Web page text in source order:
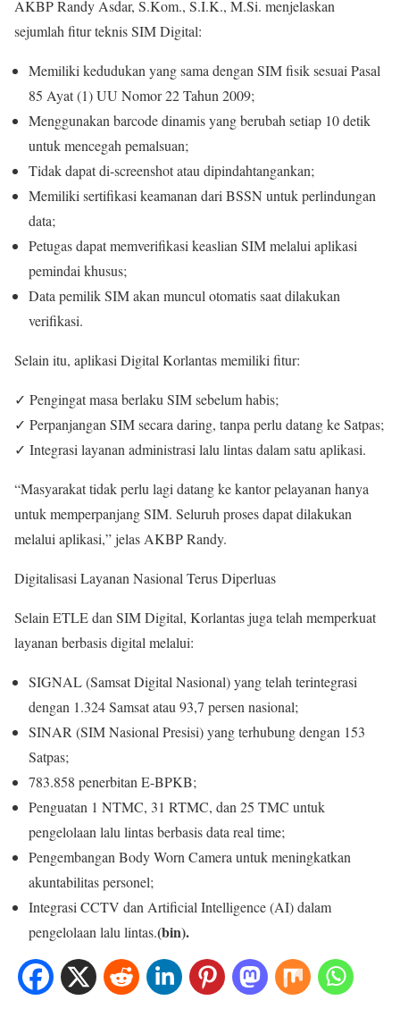
AKBP Randy Asdar, S.Kom., S.I.K., M.Si. menjelaskan
sejumlah fitur teknis SIM Digital:
Memiliki kedudukan yang sama dengan SIM fisik sesuai Pasal
85 Ayat (1) UU Nomor 22 Tahun 2009;
Menggunakan barcode dinamis yang berubah setiap 10 detik
untuk mencegah pemalsuan;
Tidak dapat di-screenshot atau dipindahtangankan;
Memiliki sertifikasi keamanan dari BSSN untuk perlindungan
data;
Petugas dapat memverifikasi keaslian SIM melalui aplikasi
pemindai khusus;
Data pemilik SIM akan muncul otomatis saat dilakukan
verifikasi.
Selain itu, aplikasi Digital Korlantas memiliki fitur:
✓ Pengingat masa berlaku SIM sebelum habis;
✓ Perpanjangan SIM secara daring, tanpa perlu datang ke Satpas;
✓ Integrasi layanan administrasi lalu lintas dalam satu aplikasi.
“Masyarakat tidak perlu lagi datang ke kantor pelayanan hanya
untuk memperpanjang SIM. Seluruh proses dapat dilakukan
melalui aplikasi,” jelas AKBP Randy.
Digitalisasi Layanan Nasional Terus Diperluas
Selain ETLE dan SIM Digital, Korlantas juga telah memperkuat
layanan berbasis digital melalui:
SIGNAL (Samsat Digital Nasional) yang telah terintegrasi
dengan 1.324 Samsat atau 93,7 persen nasional;
SINAR (SIM Nasional Presisi) yang terhubung dengan 153
Satpas;
783.858 penerbitan E-BPKB;
Penguatan 1 NTMC, 31 RTMC, dan 25 TMC untuk
pengelolaan lalu lintas berbasis data real time;
Pengembangan Body Worn Camera untuk meningkatkan
akuntabilitas personel;
Integrasi CCTV dan Artificial Intelligence (AI) dalam
pengelolaan lalu lintas.(bin).